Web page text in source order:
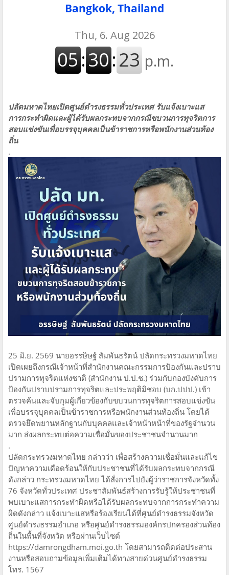
Bangkok, Thailand
ปลัดมหาดไทยเปิดศูนย์ดำรงธรรมทั่วประเทศ รับแจ้งเบาะแส
การกระทำผิดและผู้ได้รับผลกระทบจากกรณีขบวนการทุจริตการ
สอบแข่งขันเพื่อบรรจุบุคคลเป็นข้าราชการหรือพนักงานส่วนท้อง
ถิ่น
.
25 มิ.ย. 2569 นายอรรษิษฐ์ สัมพันธรัตน์ ปลัดกระทรวงมหาดไทย
เปิดเผยถึงกรณีเจ้าหน้าที่สำนักงานคณะกรรมการป้องกันและปราบ
ปรามการทุจริตแห่งชาติ (สำนักงาน ป.ป.ช.) ร่วมกับกองบังคับการ
ป้องกันปราบปรามการทุจริตและประพฤติมิชอบ (บก.ปปป.) เข้า
ตรวจค้นและจับกุมผู้เกี่ยวข้องกับขบวนการทุจริตการสอบแข่งขัน
เพื่อบรรจุบุคคลเป็นข้าราชการหรือพนักงานส่วนท้องถิ่น โดยได้
ตรวจยึดพยานหลักฐานกับบุคคลและเจ้าหน้าหน้าที่ของรัฐจำนวน
มาก ส่งผลกระทบต่อความเชื่อมั่นของประชาชนจำนวนมาก
.
ปลัดกระทรวงมหาดไทย กล่าวว่า เพื่อสร้างความเชื่อมั่นและแก้ไข
ปัญหาความเดือดร้อนให้กับประชาชนที่ได้รับผลกระทบจากกรณี
ดังกล่าว กระทรวงมหาดไทย ได้สั่งการไปยังผู้ว่าราชการจังหวัดทั้ง
76 จังหวัดทั่วประเทศ ประชาสัมพันธ์สร้างการรับรู้ให้ประชาชนที่
พบเบาะแสการกระทำผิดหรือได้รับผลกระทบจากการกระทำความ
ผิดดังกล่าว แจ้งเบาะแสหรือร้องเรียนได้ที่ศูนย์ดำรงธรรมจังหวัด
ศูนย์ดำรงธรรมอำเภอ หรือศูนย์ดำรงธรรมองค์กรปกครองส่วนท้อง
ถิ่นในพื้นที่จังหวัด หรือผ่านเว็บไซต์
https://damrongdham.moi.go.th โดยสามารถติดต่อประสาน
งานหรือสอบถามข้อมูลเพิ่มเติมได้ทางสายด่วนศูนย์ดำรงธรรม
โทร. 1567